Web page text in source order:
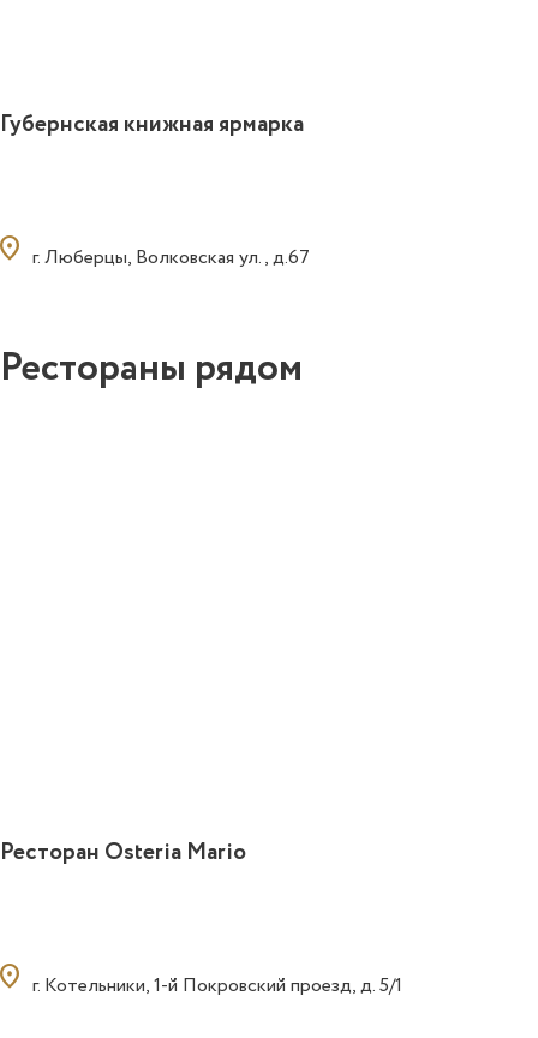
Губернская книжная ярмарка
г. Люберцы, Волковская ул., д.67
Рестораны рядом
Ресторан Osteria Mario
г. Котельники, 1-й Покровский проезд, д. 5/1